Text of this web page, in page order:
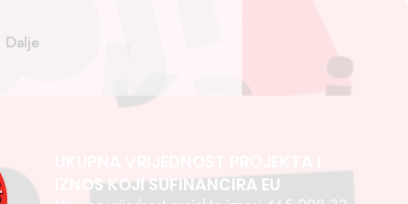
Dalje
IZNOS KOJI SUFINANCIRA EU